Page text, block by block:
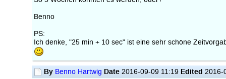
Benno
PS:
Ich denke, "25 min + 10 sec" ist eine sehr schöne
By Benno Hartwig Date 2016-09-09 11:19 Edited 2016-